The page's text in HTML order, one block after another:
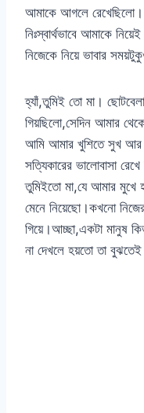
আমাকে আগলে রেখেছিলো।
নিঃস্বার্থভাবে আমাকে
নিজেকে নিয়ে ভাবার
হ্যাঁ,তুমিই তো মা।
গিয়ছিলো,সেদিন আমার
আমি আমার খুশিতে সুখ আর
সত্যিকারের ভালোবাসা
তুমিইতো মা,যে আমার মুখে
মেনে নিয়েছো।কখনো
গিয়ে।আচ্ছা,একটা মানুষ
না দেখলে হয়তো তা বুঝতেই